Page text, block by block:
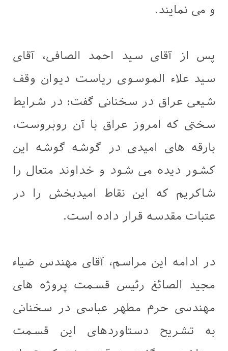
و می نمایند.
پس از آقای سید احمد الصافی، آقای
سید علاء الموسوی ریاست دیوان وقف
شیعی عراق در سخنانی گفت: در شرایط
سختی که امروز عراق با آن روبروست،
بارقه های امیدی در گوشه گوشه این
کشور دیده می شود و خداوند متعال را
شاکریم که این نقاط امیدبخش را در
عتبات مقدسه قرار داده است.
در ادامه این مراسم، آقای مهندس ضیاء
مجید الصائغ رئیس قسمت پروژه های
مهندسی حرم مطهر عباسی در سخنانی
به تشریح دستاوردهای این قسمت